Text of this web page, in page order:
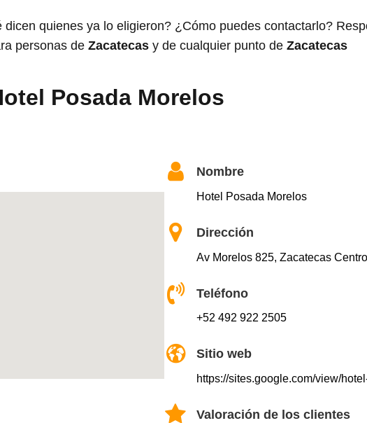
quienes ya lo eligieron? ¿Cómo puedes contactarlo?
personas de Zacatecas y de cualquier punto de Zacatecas
Posada Morelos
Nombre
Hotel Posada Morelos
Dirección
Av Morelos 825, Zacatecas
Teléfono
+52 492 922 2505
Sitio web
https://sites.google.com/view/
Valoración de los clientes